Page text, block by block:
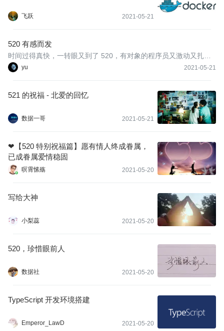
飞跃 2021-05-21
520 有感而发
yu 2021-05-21
时间过得真快，一转眼又到了 520，有对象的程序员又激动又扎心
的节日，其实吧，程序员对这种节日又期待又焦灼，为什么呢，从
礼物和
521 的祝福 - 北爱的回忆
数据一哥 2021-05-21
❤【520 特别祝福篇】愿有情人终成眷属，
已成眷属爱情稳固
暝霄愫殇 2021-05-20
写给大神
小梨蕊 2021-05-20
520，珍惜眼前人
数据社 2021-05-20
TypeScript 开发环境搭建
Emperor_LawD 2021-05-20